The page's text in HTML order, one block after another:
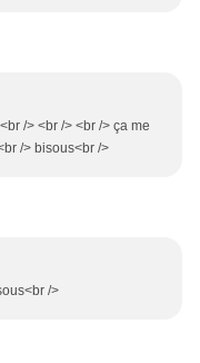
/> <br /> <br /> ça me
/> bisous<br />
/>